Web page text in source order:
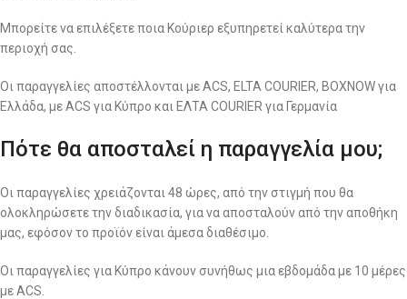
Μπορείτε να επιλέξετε ποια Κούριερ εξυπηρετεί καλύτερα την
περιοχή σας.
Οι παραγγελίες αποστέλλονται με ACS, ELTA COURIER, BOXNOW για
Ελλάδα, με ACS για Κύπρο και ΕΛΤΑ COURIER για Γερμανία
Πότε θα αποσταλεί η παραγγελία μου;
Οι παραγγελίες χρειάζονται 48 ώρες, από την στιγμή που θα
ολοκληρώσετε την διαδικασία, για να αποσταλούν από την αποθήκη
μας, εφόσον το προϊόν είναι άμεσα διαθέσιμο.
Οι παραγγελίες για Κύπρο κάνουν συνήθως μια εβδομάδα με 10 μέρες
με ACS.